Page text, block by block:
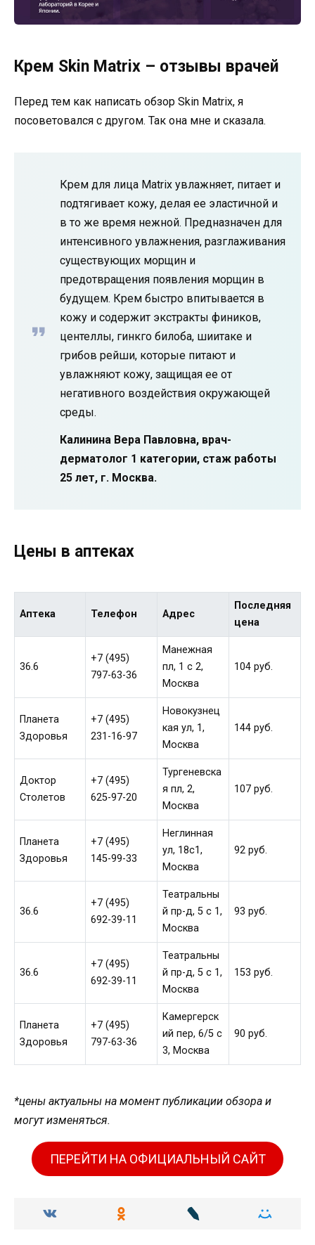
Крем Skin Matrix – отзывы врачей
Перед тем как написать обзор Skin Matrix, я
посоветовался с другом. Так она мне и сказала.
Крем для лица Matrix увлажняет, питает и
подтягивает кожу, делая ее эластичной и
в то же время нежной. Предназначен для
интенсивного увлажнения, разглаживания
существующих морщин и
предотвращения появления морщин в
будущем. Крем быстро впитывается в
кожу и содержит экстракты фиников,
центеллы, гинкго билоба, шиитаке и
грибов рейши, которые питают и
увлажняют кожу, защищая ее от
негативного воздействия окружающей
среды.
Калинина Вера Павловна, врач-
дерматолог 1 категории, стаж работы
25 лет, г. Москва.
Цены в аптеках
Аптека Телефон Адрес
Последняя
цена
36.6
+7 (495)
797-63-36
Манежная
пл, 1 c 2,
Москва
104 руб.
Планета
Здоровья
+7 (495)
231-16-97
Новокузнец
кая ул, 1,
Москва
144 руб.
Доктор
Столетов
+7 (495)
625-97-20
Тургеневска
я пл, 2,
Москва
107 руб.
Планета
Здоровья
+7 (495)
145-99-33
Неглинная
ул, 18c1,
Москва
92 руб.
36.6
+7 (495)
692-39-11
Театральны
й пр-д, 5 c 1,
Москва
93 руб.
36.6
+7 (495)
692-39-11
Театральны
й пр-д, 5 c 1,
Москва
153 руб.
Планета
Здоровья
+7 (495)
797-63-36
Камергерск
ий пер, 6/5 с
3, Москва
90 руб.
*цены актуальны на момент публикации обзора и
могут изменяться.
ПЕРЕЙТИ НА ОФИЦИАЛЬНЫЙ САЙТ